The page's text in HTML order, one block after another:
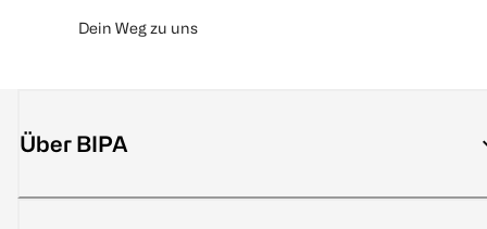
Dein Weg zu uns
Über BIPA